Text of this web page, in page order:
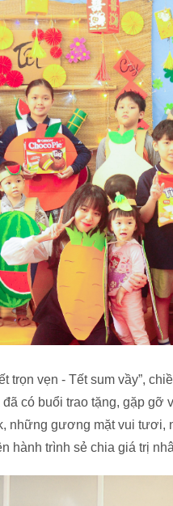
trọn vẹn - Tết sum vầy”,
có buổi trao tặng, gặp gỡ
những gương mặt vui tươi,
hành trình sẻ chia giá trị